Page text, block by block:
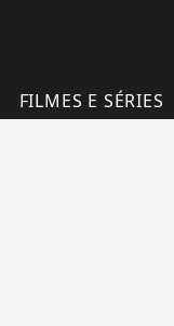
FILMES E SÉRIES